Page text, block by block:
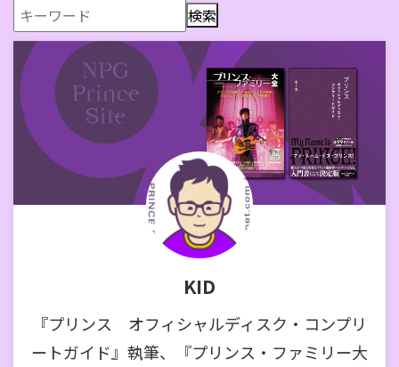
KID
『プリンス オフィシャルディスク・コンプリ
ートガイド』執筆、『プリンス・ファミリー大